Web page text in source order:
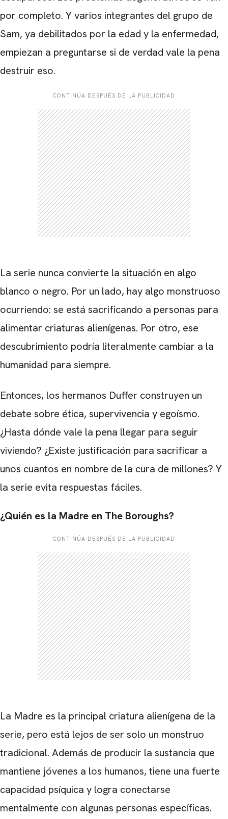
por completo. Y varios integrantes del grupo de
Sam, ya debilitados por la edad y la enfermedad,
empiezan a preguntarse si de verdad vale la pena
destruir eso.
CONTINÚA DESPUÉS DE LA PUBLICIDAD
La serie nunca convierte la situación en algo
blanco o negro. Por un lado, hay algo monstruoso
ocurriendo: se está sacrificando a personas para
alimentar criaturas alienígenas. Por otro, ese
descubrimiento podría literalmente cambiar a la
humanidad para siempre.
Entonces, los hermanos Duffer construyen un
debate sobre ética, supervivencia y egoísmo.
¿Hasta dónde vale la pena llegar para seguir
viviendo? ¿Existe justificación para sacrificar a
unos cuantos en nombre de la cura de millones? Y
la serie evita respuestas fáciles.
¿Quién es la Madre en The Boroughs?
CONTINÚA DESPUÉS DE LA PUBLICIDAD
La Madre es la principal criatura alienígena de la
serie, pero está lejos de ser solo un monstruo
tradicional. Además de producir la sustancia que
mantiene jóvenes a los humanos, tiene una fuerte
capacidad psíquica y logra conectarse
mentalmente con algunas personas específicas.